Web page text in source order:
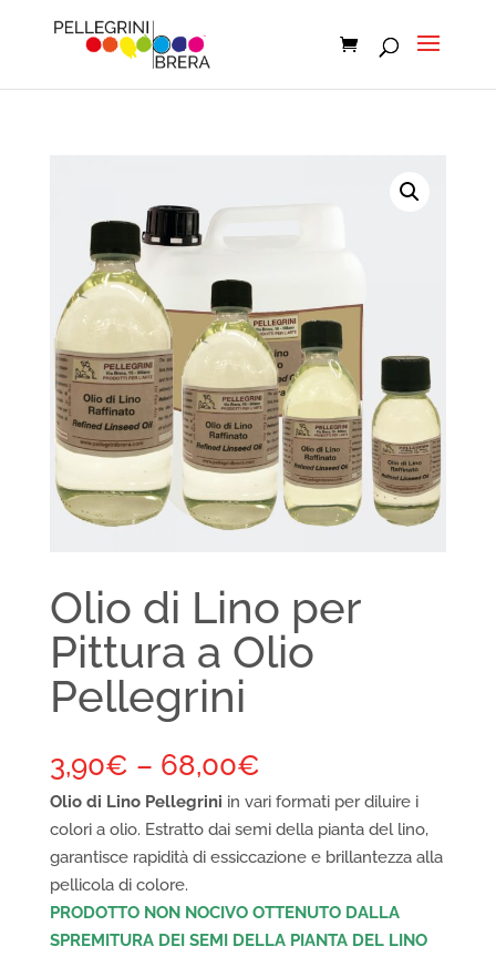
Olio di Lino per
Pittura a Olio
Pellegrini
3,90€ – 68,00€
Olio di Lino Pellegrini in vari formati per diluire i
colori a olio. Estratto dai semi della pianta del lino,
garantisce rapidità di essiccazione e brillantezza alla
pellicola di colore.
PRODOTTO NON NOCIVO OTTENUTO DALLA
SPREMITURA DEI SEMI DELLA PIANTA DEL LINO